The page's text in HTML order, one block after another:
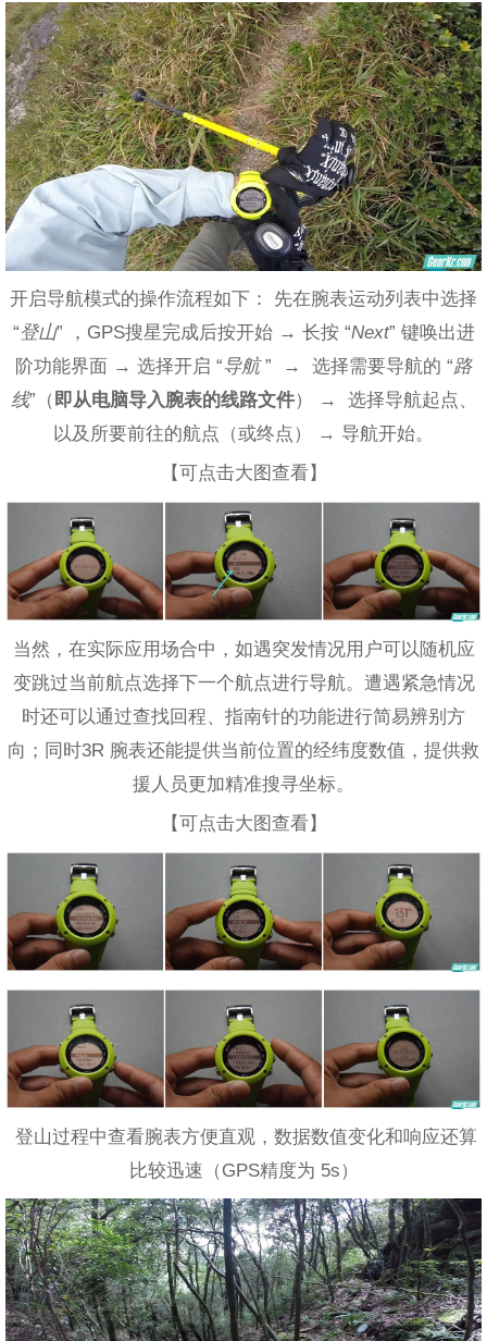
开启导航模式的操作流程如下： 先在腕表运动列表中选择
“登山” ，GPS搜星完成后按开始 → 长按 “Next” 键唤出进
阶功能界面 → 选择开启 “导航” → 选择需要导航的 “路
线”（ 即从电脑导入腕表的线路文件） → 选择导航起点、
以及所要前往的航点（或终点） → 导航开始。
【可点击大图查看】
当然，在实际应用场合中，如遇突发情况用户可以随机应
变跳过当前航点选择下一个航点进行导航。遭遇紧急情况
时还可以通过查找回程、指南针的功能进行简易辨别方
向；同时3R 腕表还能提供当前位置的经纬度数值，提供救
援人员更加精准搜寻坐标。
【可点击大图查看】
登山过程中查看腕表方便直观，数据数值变化和响应还算
比较迅速（GPS精度为 5s）